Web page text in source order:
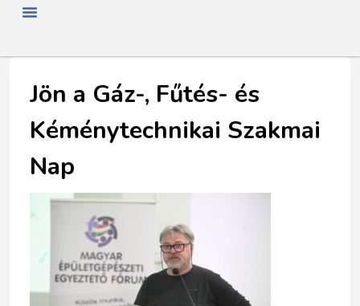
Jön a Gáz-, Fűtés- és
Kéménytechnikai Szakmai
Nap